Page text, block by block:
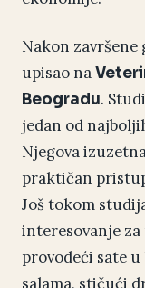
Nakon završene
upisao na
Beogradu.
jedan od
Njegova
praktičan
Još tokom
interesovanje
provodeći sate
salama, stičući